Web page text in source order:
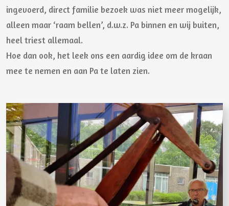
ingevoerd, direct familie bezoek was niet meer mogelijk,
alleen maar ‘raam bellen’, d.w.z. Pa binnen en wij buiten,
heel triest allemaal.
Hoe dan ook, het leek ons een aardig idee om de kraan
mee te nemen en aan Pa te laten zien.